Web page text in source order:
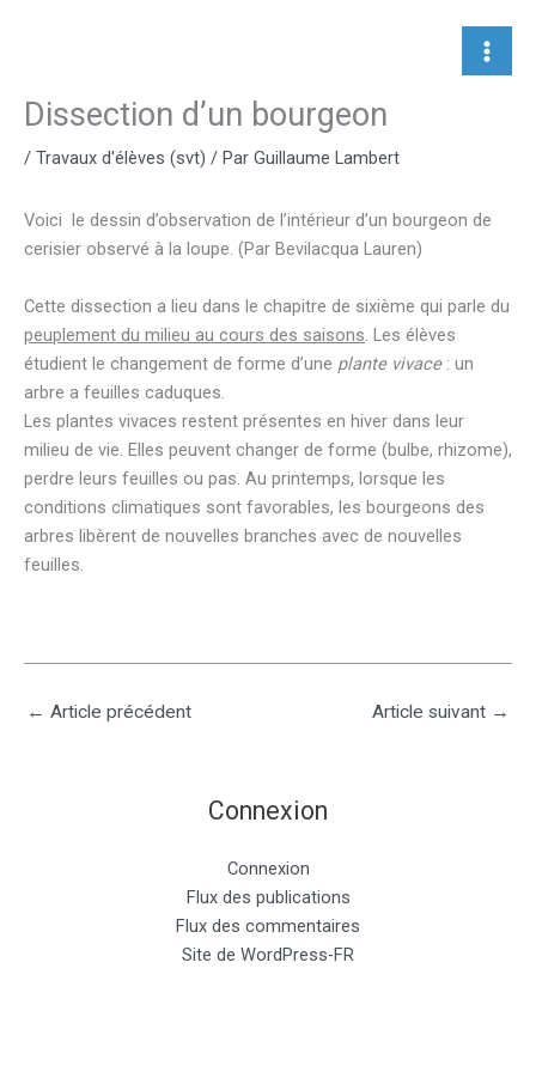
Dissection d’un bourgeon
/ Travaux d'élèves (svt) / Par Guillaume Lambert
Voici le dessin d’observation de l’intérieur d’un bourgeon de
cerisier observé à la loupe. (Par Bevilacqua Lauren)
Cette dissection a lieu dans le chapitre de sixième qui parle du
peuplement du milieu au cours des saisons. Les élèves
étudient le changement de forme d’une plante vivace: un
arbre a feuilles caduques.
Les plantes vivaces restent présentes en hiver dans leur
milieu de vie. Elles peuvent changer de forme (bulbe, rhizome),
perdre leurs feuilles ou pas. Au printemps, lorsque les
conditions climatiques sont favorables, les bourgeons des
arbres libèrent de nouvelles branches avec de nouvelles
feuilles.
← Article précédent Article suivant →
Connexion
Connexion
Flux des publications
Flux des commentaires
Site de WordPress-FR